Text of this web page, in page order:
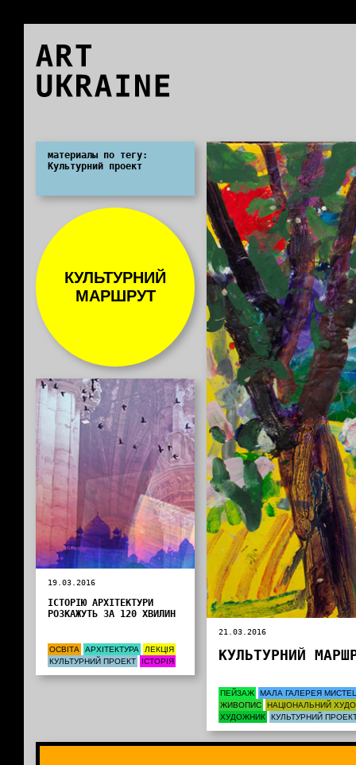
ART
UKRAINE
материалы по тегу:
Культурний проект
21.03.2016
КУЛЬТУРНИЙ
ПЕЙЗАЖ
МАЛА ГАЛЕРЕЯ
ЖИВОПИС
НАЦІОНАЛЬНИЙ
ХУДОЖНИК
КУЛЬТУРНИЙ
КУЛЬТУРНИЙ
МАРШРУТ
19.03.2016
ІСТОРІЮ АРХІТЕКТУРИ
РОЗКАЖУТЬ ЗА 120 ХВИЛИН
ОСВІТА АРХІТЕКТУРА
ЛЕКЦІЯ
КУЛЬТУРНИЙ ПРОЕКТ
ІСТОРІЯ